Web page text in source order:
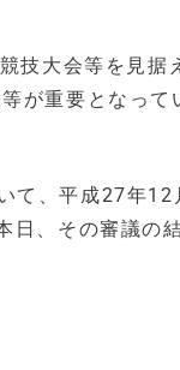
技大会等を見据
が重要となって
て、平成27年12
日、その審議の